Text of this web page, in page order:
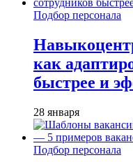
Подбор персонала
как
быстрее и
28 января
Подбор персонала